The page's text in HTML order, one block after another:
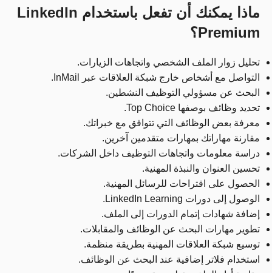
ماذا يمكنك أن تفعل باستخدام LinkedIn
Premium؟
تحليل زوار الملف الشخصي واتجاهات الزيارات.
التواصل مع أشخاص خارج شبكة العلاقات عبر InMail.
البحث عن مسؤولي التوظيف النشطين.
تحديد وظائف بوصفها Top Choice.
معرفة بعض الوظائف التي تتوافق مع خبراتك.
مقارنة مهاراتك بمهارات متقدمين آخرين.
دراسة معلومات واتجاهات التوظيف داخل الشركات.
تحسين العنوان والنبذة المهنية.
الحصول على اقتراحات للرسائل المهنية.
الوصول إلى دورات LinkedIn Learning.
إضافة شهادات إتمام الدورات إلى الملف.
تطوير مهارات البحث عن الوظائف والمقابلات.
توسيع شبكة العلاقات المهنية بطريقة منظمة.
استخدام فلاتر إضافية عند البحث عن الوظائف.